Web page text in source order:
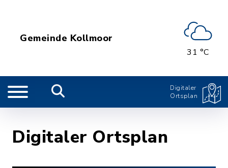
Gemeinde Kollmoor
31 °C
Digitaler
Ortsplan
Digitaler Ortsplan